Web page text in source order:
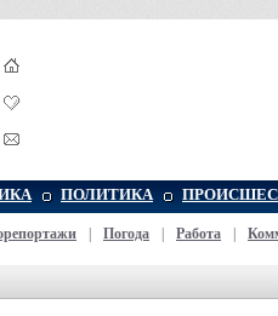
ПОЛИТИКА
Погода Работа